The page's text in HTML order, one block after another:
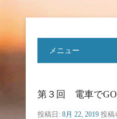
特定非営
メニュー
第３回 電車で
投稿日: 8月 22, 2019 投稿